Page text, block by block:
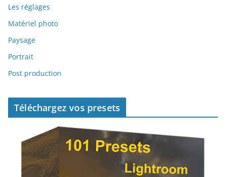
Les réglages
Matériel photo
Paysage
Portrait
Post production
Téléchargez vos presets